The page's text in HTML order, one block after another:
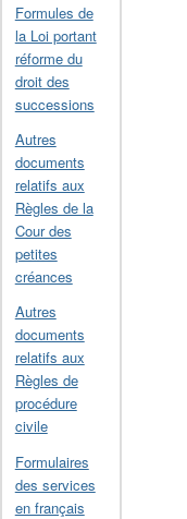
Formules de
la Loi portant
réforme du
droit des
successions
Autres
documents
relatifs aux
Règles de la
Cour des
petites
créances
Autres
documents
relatifs aux
Règles de
procédure
civile
Formulaires
des services
en français